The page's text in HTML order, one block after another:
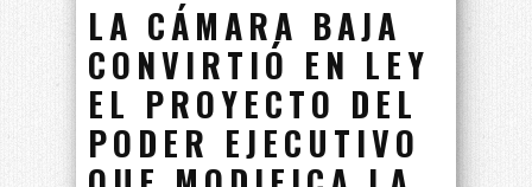
LA CÁMARA BAJA
CONVIRTIÓ EN LEY
EL PROYECTO DEL
PODER EJECUTIVO